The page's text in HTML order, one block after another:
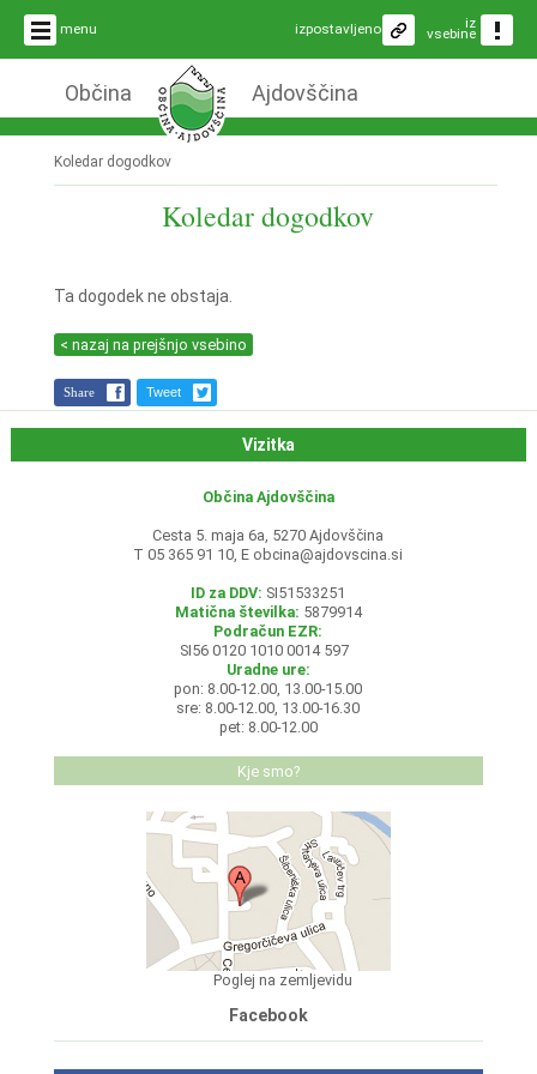
menu iz
vsebine
izpostavljeno
Občina Ajdovščina
Koledar dogodkov
Koledar dogodkov
Ta dogodek ne obstaja.
< nazaj na prejšnjo vsebino
Share Tweet
Vizitka
Občina Ajdovščina
Cesta 5. maja 6a, 5270 Ajdovščina
T 05 365 91 10, E obcina@ajdovscina.si
ID za DDV: SI51533251
Matična številka: 5879914
Podračun EZR:
SI56 0120 1010 0014 597
Uradne ure:
pon: 8.00-12.00, 13.00-15.00
sre: 8.00-12.00, 13.00-16.30
pet: 8.00-12.00
Kje smo?
Poglej na zemljevidu
Facebook